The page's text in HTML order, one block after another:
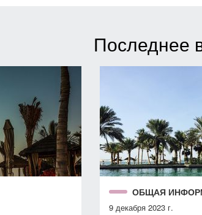
Последнее
ОБЩАЯ
9 декабря 2023 г.